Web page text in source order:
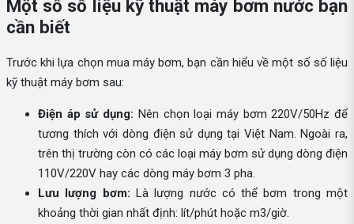
Một số số liệu kỹ thuật máy bơm nước bạn
cần biết
Trước khi lựa chọn mua máy bơm, bạn cần hiểu về một số số liệu
kỹ thuật máy bơm sau:
Điện áp sử dụng: Nên chọn loại máy bơm 220V/50Hz để
tương thích với dòng điện sử dụng tại Việt Nam. Ngoài ra,
trên thị trường còn có các loại máy bơm sử dụng dòng điện
110V/220V hay các dòng máy bơm 3 pha.
Lưu lượng bơm: Là lượng nước có thể bơm trong một
khoảng thời gian nhất định: lít/phút hoặc m3/giờ.